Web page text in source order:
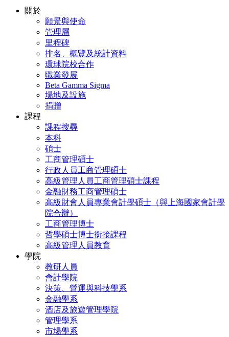
關於
願景與使命
管理層
里程碑
排名、概覽及統計資料
環球院校合作
職業發展
Beta Gamma Sigma
場地及設施
捐贈
課程
課程搜尋
本科
碩士
工商管理碩士
行政人員工商管理碩士
高級管理人員工商管理碩士課程
金融財務工商管理碩士
高級財會人員專業會計學碩士（與上海國家會計學
院合辦）
工商管理博士
哲學碩士博士銜接課程
高級管理人員教育
學院
教研人員
會計學院
決策、營運與科技學系
金融學系
酒店及旅遊管理學院
管理學系
市場學系